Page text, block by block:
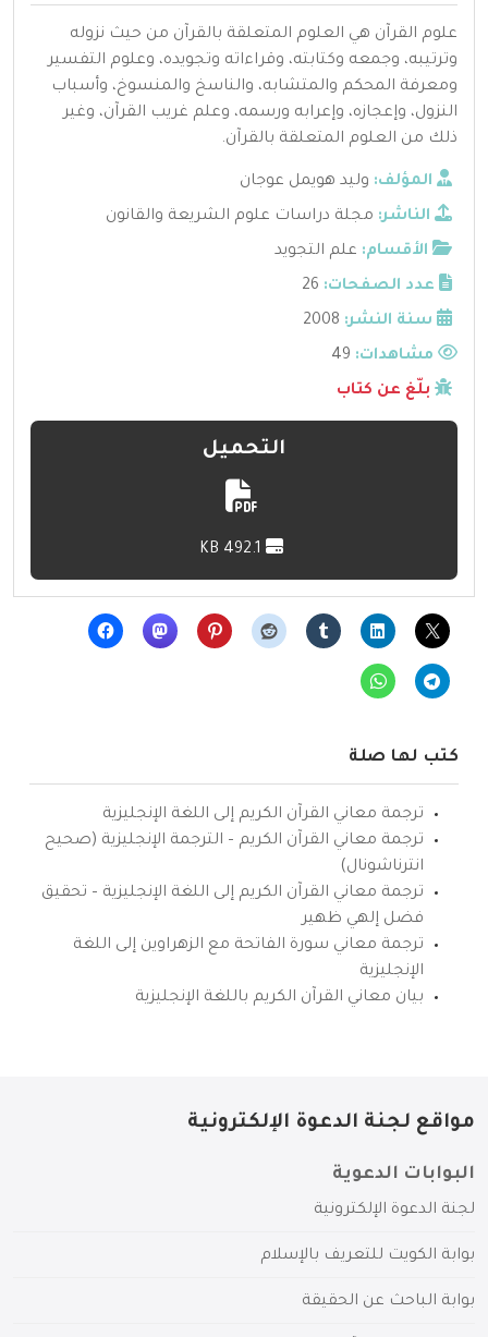
علوم القرآن هي العلوم المتعلقة بالقرآن من حيث نزوله
وترتيبه، وجمعه وكتابته، وقراءاته وتجويده، وعلوم التفسير
ومعرفة المحكم والمتشابه، والناسخ والمنسوخ، وأسباب
النزول، وإعجازه، وإعرابه ورسمه، وعلم غريب القرآن، وغير
ذلك من العلوم المتعلقة بالقرآن.
المؤلف: وليد هويمل عوجان
الناشر: مجلة دراسات علوم الشريعة والقانون
الأقسام: علم التجويد
عدد الصفحات: 26
سنة النشر: 2008
مشاهدات:
بلّغ عن كتاب
التحميل
كتب لها صلة
ترجمة معاني القرآن الكريم إلى اللغة الإنجليزية
ترجمة معاني القرآن الكريم – الترجمة الإنجليزية (صحيح
انترناشونال)
ترجمة معاني القرآن الكريم إلى اللغة الإنجليزية – تحقيق
فضل إلهي ظهير
ترجمة معاني سورة الفاتحة مع الزهراوين إلى اللغة
الإنجليزية
بيان معاني القرآن الكريم باللغة الإنجليزية
مواقع لجنة الدعوة الإلكترونية
البوابات الدعوية
لجنة الدعوة الإلكترونية
بوابة الكويت للتعريف بالإسلام
بوابة الباحث عن الحقيقة